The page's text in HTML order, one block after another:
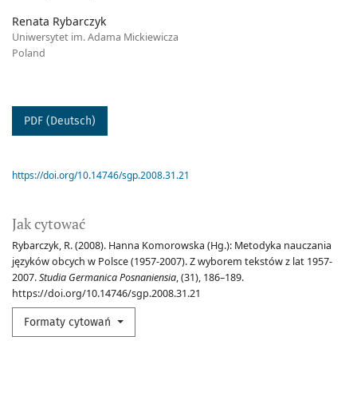
Renata Rybarczyk
Uniwersytet im. Adama Mickiewicza
Poland
PDF (Deutsch)
Jak cytować
Rybarczyk, R. (2008). Hanna Komorowska (Hg.): Metodyka nauczania
języków obcych w Polsce (1957-2007). Z wyborem tekstów z lat 1957-
2007.Studia Germanica Posnaniensia, (31), 186–189.
https://doi.org/10.14746/sgp.2008.31.21
Formaty cytowań
https://doi.org/10.14746/sgp.2008.31.21